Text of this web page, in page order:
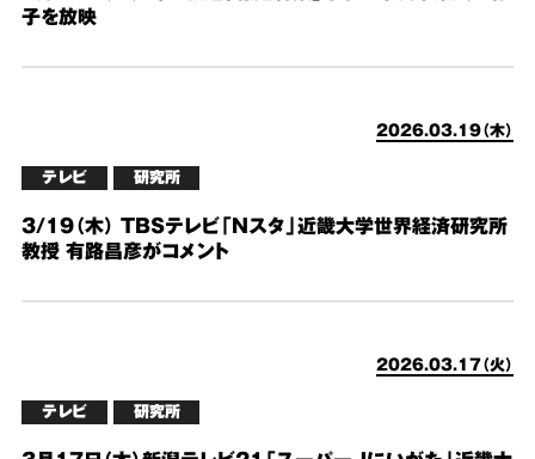
子を放映
2026.03.19（木）
テレビ 研究所
3/19（木） TBSテレビ「Nスタ」近畿大学世界経済研究所
教授 有路昌彦がコメント
2026.03.17（火）
テレビ 研究所